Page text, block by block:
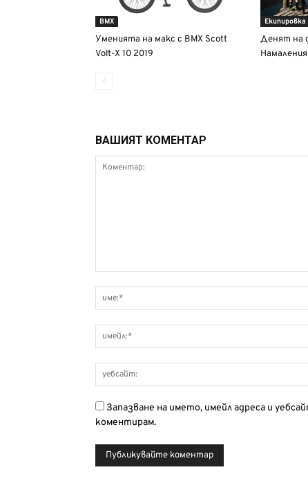
BMX
Уменията на макс с BMX Scott
Volt-X 10 2019
Екипировка
Денят на
ВАШИЯТ КОМЕНТАР
Запазване на името, имейл адреса и
коментирам.